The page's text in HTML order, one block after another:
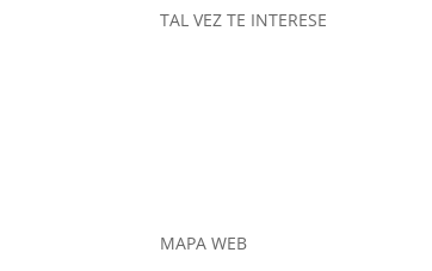
TAL VEZ TE INTERESE
MAPA WEB